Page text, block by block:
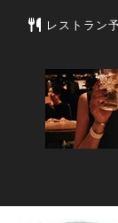
東京カレンダ
レストラン